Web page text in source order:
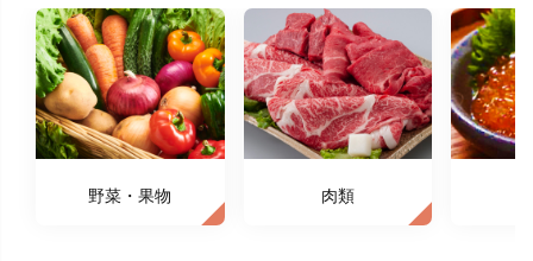
野菜・果物 肉類